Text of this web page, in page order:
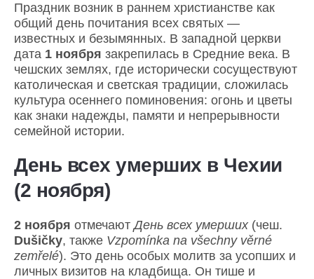
Праздник возник в раннем христианстве как
общий день почитания всех святых —
известных и безымянных. В западной церкви
дата 1 ноября закрепилась в Средние века. В
чешских землях, где исторически сосуществуют
католическая и светская традиции, сложилась
культура осеннего поминовения: огонь и цветы
как знаки надежды, памяти и непрерывности
семейной истории.
День всех умерших в Чехии
(2 ноября)
2 ноября отмечаютДень всех умерших(чеш.
Dušičky, также Vzpomínka na všechny věrné
zemřelé). Это день особых молитв за усопших и
личных визитов на кладбища. Он тише и